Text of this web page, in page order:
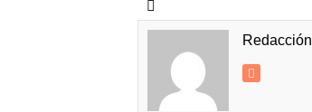
Redacción